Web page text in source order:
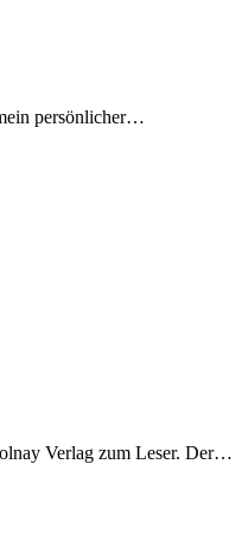
persönlicher…
Verlag zum Leser. Der…